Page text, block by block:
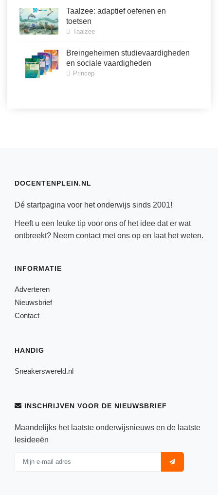
Taalzee: adaptief oefenen en
toetsen
Taalzee
Breingeheimen studievaardigheden
en sociale vaardigheden
Princep
DOCENTENPLEIN.NL
Dé startpagina voor het onderwijs sinds 2001!
Heeft u een leuke tip voor ons of het idee dat er wat
ontbreekt? Neem contactmet ons op en laat het weten.
INFORMATIE
Adverteren
Nieuwsbrief
Contact
HANDIG
Sneakerswereld.nl
INSCHRIJVEN VOOR DE NIEUWSBRIEF
Maandelijks het laatste onderwijsnieuws en de laatste
lesideeën